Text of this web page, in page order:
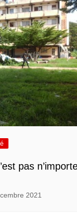
pas
2021